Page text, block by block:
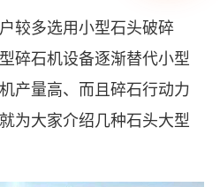
较多选用小型石头破碎
碎石机设备逐渐替代小型
产量高、而且碎石行动力
为大家介绍几种石头大型